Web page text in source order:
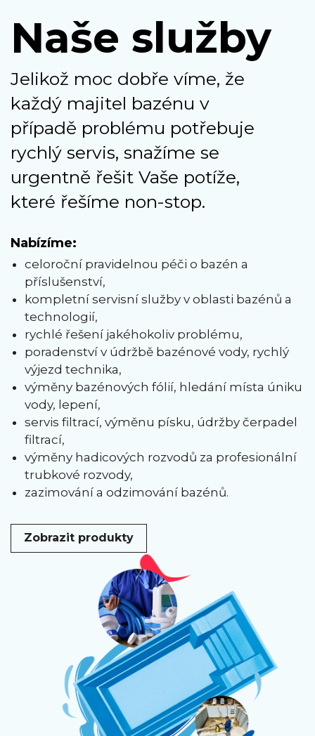
Naše služby
Jelikož moc dobře víme, že
každý majitel bazénu v
případě problému potřebuje
rychlý servis, snažíme se
urgentně řešit Vaše potíže,
které řešíme non-stop.
Nabízíme:
celoroční pravidelnou péči o bazén a
příslušenství,
kompletní servisní služby v oblasti bazénů a
technologií,
rychlé řešení jakéhokoliv problému,
poradenství v údržbě bazénové vody, rychlý
výjezd technika,
výměny bazénových fólií, hledání místa úniku
vody, lepení,
servis filtrací, výměnu písku, údržby čerpadel
filtrací,
výměny hadicových rozvodů za profesionální
trubkové rozvody,
zazimování a odzimování bazénů.
Zobrazit produkty